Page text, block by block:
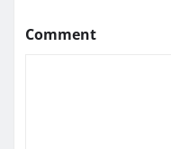
Comment